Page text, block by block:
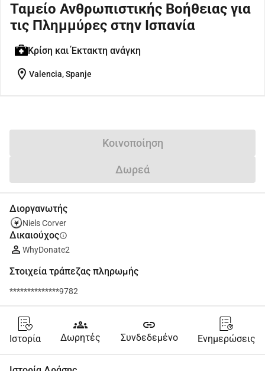
Ταμείο Ανθρωπιστικής Βοήθειας για
τις Πλημμύρες στην Ισπανία
Κρίση και Έκτακτη ανάγκη
location_on Valencia, Spanje
Κοινοποίηση
Δωρεά
Διοργανωτής
Niels Corver
Δικαιούχοςinfo
WhyDonate2
Στοιχεία τράπεζας πληρωμής
**************9782
Ιστορία
groups
Δωρητές
link
Συνδεδεμένο Ενημερώσεις